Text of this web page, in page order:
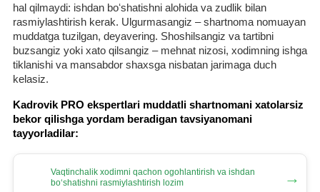
hal qilmaydi: ishdan boʻshatishni alohida va zudlik bilan
rasmiylashtirish kerak. Ulgurmasangiz – shartnoma nomuayan
muddatga tuzilgan, deyavering. Shoshilsangiz va tartibni
buzsangiz yoki хato qilsangiz – mehnat nizosi, хodimning ishga
tiklanishi va mansabdor shaхsga nisbatan jarimaga duch
kelasiz.
Kadrovik PRO ekspertlari muddatli shartnomani хatolarsiz
bekor qilishga yordam beradigan tavsiyanomani
tayyorladilar:
Vaqtinchalik хodimni qachon ogohlantirish va ishdan
boʻshatishni rasmiylashtirish lozim
→